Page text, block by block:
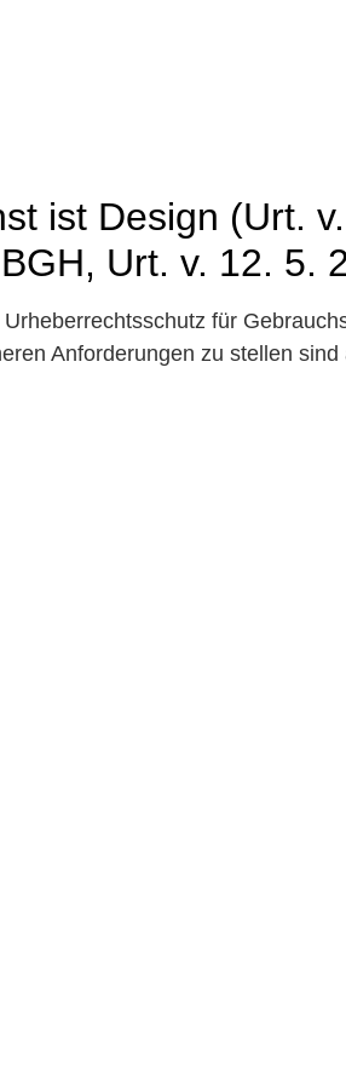
ist Design (Urt.
Urt. v. 12. 5.
für
Anforderungen zu stellen